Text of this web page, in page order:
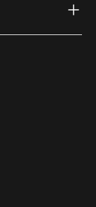
link) link)
(external